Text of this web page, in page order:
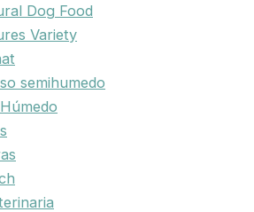
Dog Food
Variety
semihumedo